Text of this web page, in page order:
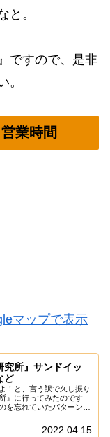
と。
ですので、是非
。
業時間
マップで表示
究所』サンドイッ
ど
！と、言う訳で久し振り
』に行ってみたのです
を忘れていたパターンで
。とは言え、何気にテレ
2022.04.15